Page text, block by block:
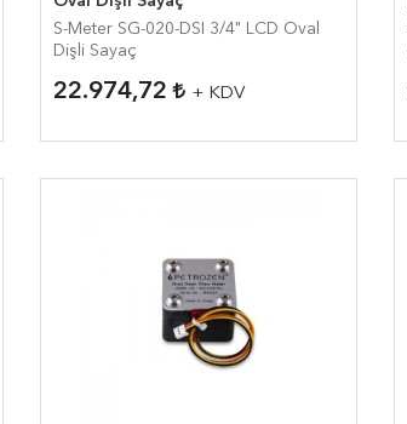
S-Meter SG-020-DSI 3/4" LCD Oval
Dişli Sayaç
22.974,72 + KDV